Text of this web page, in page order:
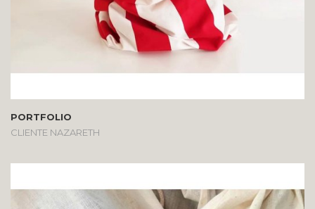
PORTFOLIO
CLIENTE NAZARETH